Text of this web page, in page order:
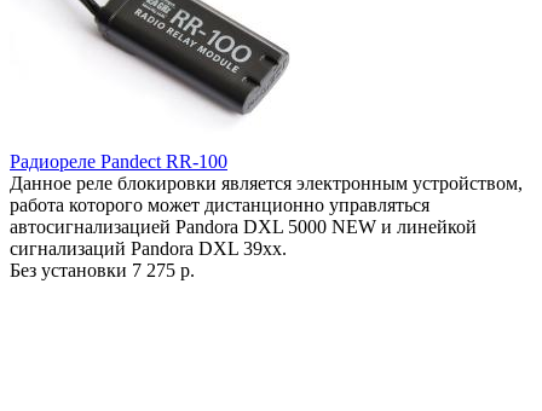
Радиореле Pandect RR-100
Данное реле блокировки является электронным устройством,
работа которого может дистанционно управляться
автосигнализацией Pandora DXL 5000 NEW и линейкой
сигнализаций Pandora DXL 39хх.
Без установки 7 275 р.